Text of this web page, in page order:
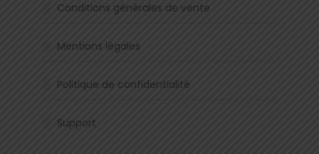
Conditions générales de vente
Mentions légales
Politique de confidentialité
Support